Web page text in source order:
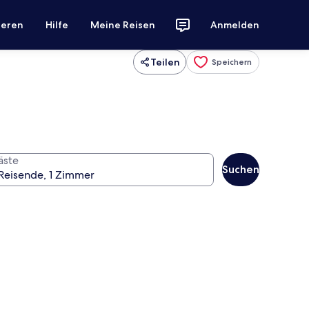
Hilfe Meine Reisen Anmelden
Teilen Speichern
Suchen